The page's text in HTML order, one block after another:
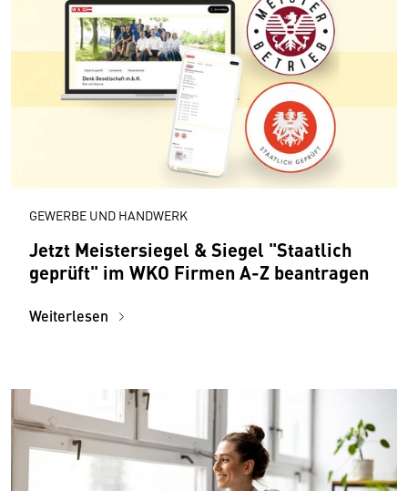
GEWERBE UND HANDWERK
Jetzt Meistersiegel & Siegel "Staatlich
geprüft" im WKO Firmen A-Z beantragen
Weiterlesen